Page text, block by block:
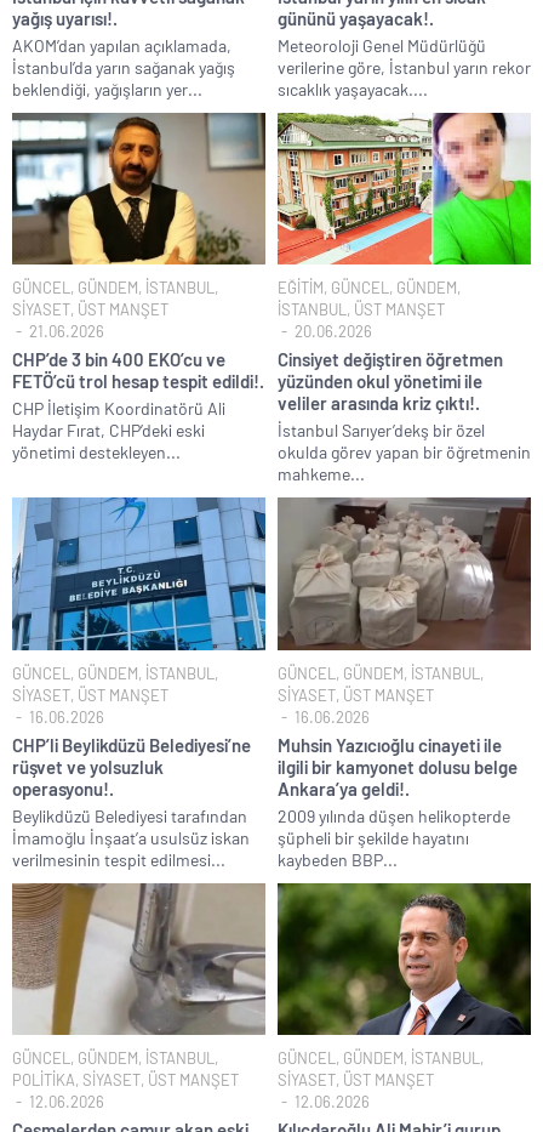
yağış uyarısı!.
AKOM’dan yapılan açıklamada,
İstanbul’da yarın sağanak yağış
beklendiği, yağışların yer...
gününü yaşayacak!.
Meteoroloji Genel Müdürlüğü
verilerine göre, İstanbul yarın rekor
sıcaklık yaşayacak....
GÜNCEL, GÜNDEM, İSTANBUL,
SİYASET, ÜST MANŞET
21.06.2026
CHP’de 3 bin 400 EKO’cu ve
FETÖ’cü trol hesap tespit edildi!.
CHP İletişim Koordinatörü Ali
Haydar Fırat, CHP’deki eski
yönetimi destekleyen...
EĞİTİM, GÜNCEL, GÜNDEM,
İSTANBUL, ÜST MANŞET
20.06.2026
Cinsiyet değiştiren öğretmen
yüzünden okul yönetimi ile
veliler arasında kriz çıktı!.
İstanbul Sarıyer’dekş bir özel
okulda görev yapan bir öğretmenin
mahkeme...
GÜNCEL , GÜNDEM, İSTANBUL ,
SİYASET, ÜST MANŞET
16.06.2026
CHP’li Beylikdüzü Belediyesi’ne
rüşvet ve yolsuzluk
operasyonu!.
Beylikdüzü Belediyesi tarafından
İmamoğlu İnşaat’a usulsüz iskan
verilmesinin tespit edilmesi...
GÜNCEL , GÜNDEM, İSTANBUL ,
SİYASET, ÜST MANŞET
16.06.2026
Muhsin Yazıcıoğlu cinayeti ile
ilgili bir kamyonet dolusu belge
Ankara’ya geldi!.
2009 yılında düşen helikopterde
şüpheli bir şekilde hayatını
kaybeden BBP...
GÜNCEL , GÜNDEM, İSTANBUL ,
POLİTİKA, SİYASET, ÜST MANŞET
12.06.2026
GÜNCEL , GÜNDEM, İSTANBUL ,
SİYASET, ÜST MANŞET
12.06.2026